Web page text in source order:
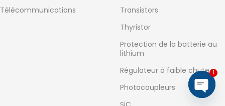
Télécommunications
Transistors
Thyristor
Protection de la batterie au
lithium
Régulateur à faible chute
Photocoupleurs
1